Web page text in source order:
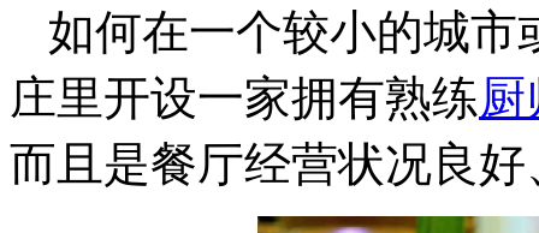
如何在一个较小的城市
庄里开设一家拥有熟练厨
而且是餐厅经营状况良